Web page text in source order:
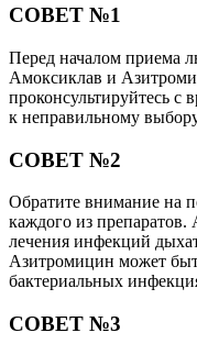
СОВЕТ №1
Перед началом приема
Амоксиклав и
проконсультируйтесь с
к неправильному
СОВЕТ №2
Обратите внимание на
каждого из препаратов.
лечения инфекций
Азитромицин может
бактериальных
СОВЕТ №3